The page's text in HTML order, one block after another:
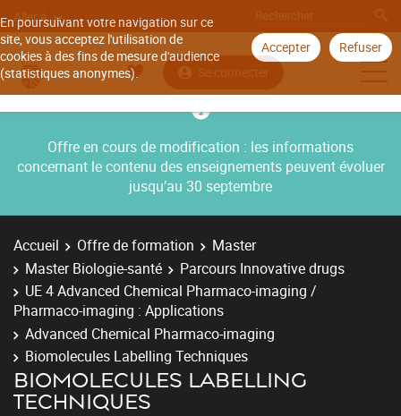
En poursuivant votre navigation sur ce
site, vous acceptez l'utilisation de
cookies à des fins de mesure d'audience
(statistiques anonymes).
Accepter Refuser
Aller à
Se connecter
Offre en cours de modification : les informations
concernant le contenu des enseignements peuvent évoluer
jusqu’au 30 septembre
Accueil Offre de formation
Master
Master Biologie-santé
Parcours Innovative drugs
UE 4 Advanced Chemical Pharmaco-imaging /
Pharmaco-imaging : Applications
Advanced Chemical Pharmaco-imaging
Biomolecules Labelling Techniques
BIOMOLECULES LABELLING
TECHNIQUES